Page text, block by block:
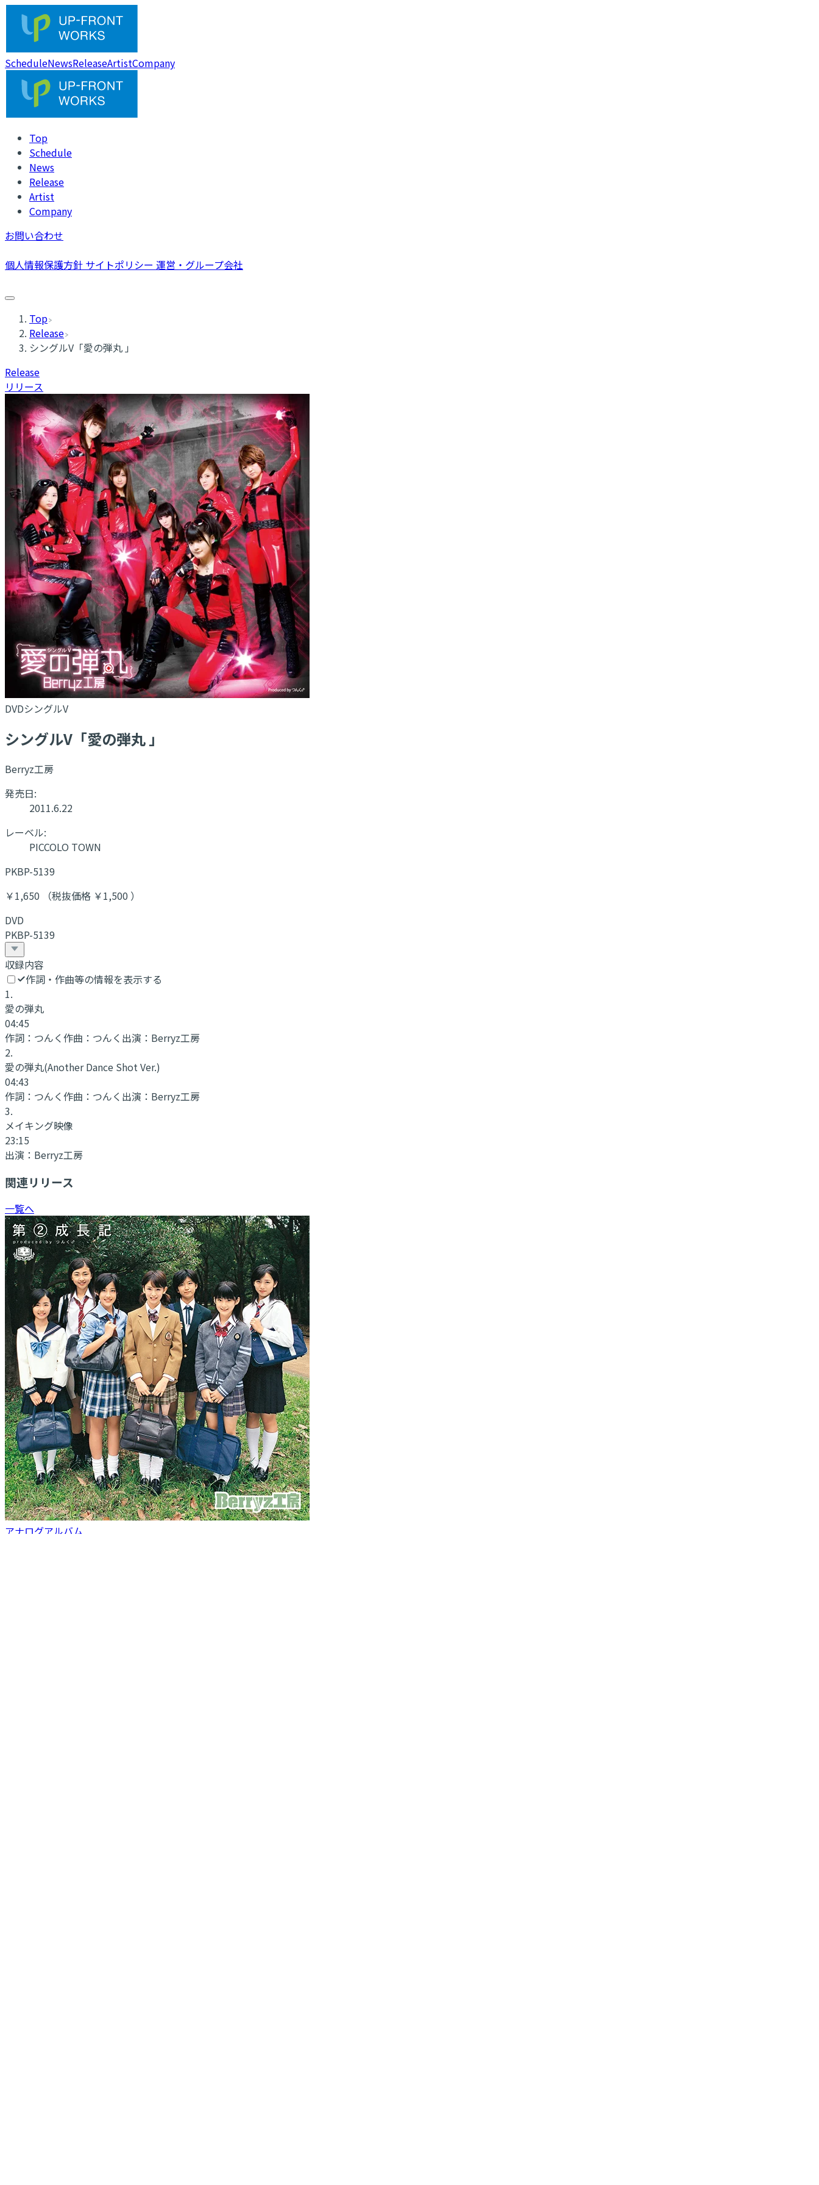
ScheduleNewsReleaseArtistCompany
Top
Schedule
News
Release
Artist
Company
お問い合わせ
個人情報保護方針 サイトポリシー 運営・グループ会社
Top
Release
シングルV「愛の弾丸 」
Release
リリース
DVDシングルV
シングルV「愛の弾丸 」
Berryz工房
発売日:
2011.6.22
レーベル:
PICCOLO TOWN
PKBP-5139
￥1,650 （税抜価格 ￥1,500 ）
DVD
PKBP-5139
収録内容
作詞・作曲等の情報を表示する
1.
愛の弾丸
04:45
作詞： つんく作曲： つんく 出演： Berryz工房
2.
愛の弾丸(Another Dance Shot Ver.)
04:43
作詞： つんく作曲： つんく 出演： Berryz工房
3.
メイキング映像
23:15
出演： Berryz工房
関連リリース
一覧へ
アナログアルバム